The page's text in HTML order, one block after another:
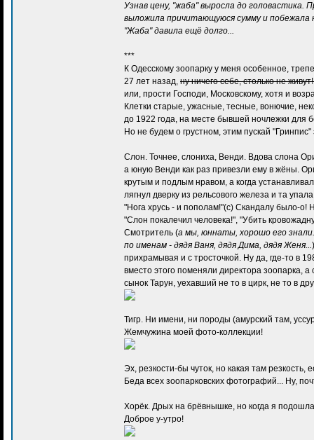
Узнав цену, "жаба" выросла до головастика.
выложила причитающуюся сумму и побежала
"Жаба" давила ещё долго...
***
К Одесскому зоопарку у меня особенное,
27 лет назад, ну ничего себе, столько не
или, прости Господи, Московскому, хотя и
Клетки старые, ужасные, тесные, вонючие,
до 1922 года, на месте бывшей ночлежки для
Но не будем о грустном, этим пускай
Слон. Точнее, слониха, Венди. Вдова слона
а юную Венди как раз привезли ему в жёны.
крутым и подлым нравом, а когда
лягнул дверку из рельсового железа и та
"Нога хрусь - и пополам!"(с) Скандалу было-о!
"Слон покалечил человека!", "Убить
Смотритель (а мы, юннаты, хорошо его
по именам - дядя Ваня, дядя Дима, дядя Женя...
прихрамывая и с тросточкой. Ну да, где-то в
вместо этого поменяли директора зоопарка,
сынок Тарун, уехавший не то в цирк, не то в
Тигр. Ни имени, ни породы (амурский там,
Жемчужина моей фото-коллекции!
Эх, резкости-бы чуток, но какая там
Беда всех зоопарковских фотографий... Ну,
Хорёк. Дрых на брёвнышке, но когда я
Доброе у-утро!